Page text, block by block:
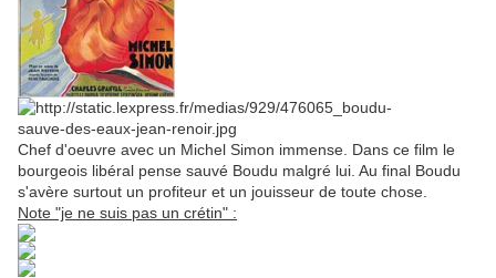
Chef d'oeuvre avec un Michel Simon immense. Dans ce film le
bourgeois libéral pense sauvé Boudu malgré lui. Au final Boudu
s'avère surtout un profiteur et un jouisseur de toute chose.
Note "je ne suis pas un crétin" :